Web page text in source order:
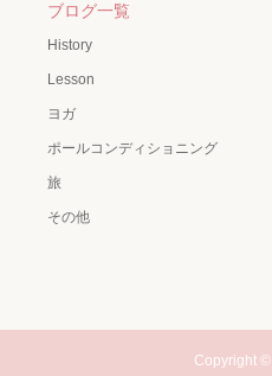
ブログ一覧
History
Lesson
ヨガ
ポールコンディショニング
旅
その他
Copyright ©